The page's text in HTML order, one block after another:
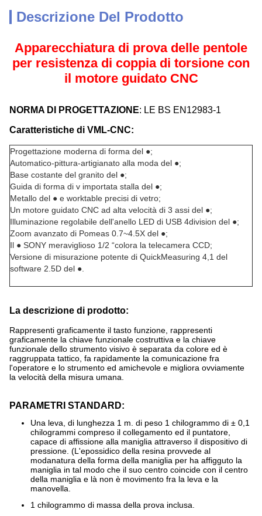
Descrizione Del Prodotto
Apparecchiatura di prova delle pentole
per resistenza di coppia di torsione con
il motore guidato CNC
NORMA DI PROGETTAZIONE: LE BS EN12983-1
Caratteristiche di VML-CNC:
Progettazione moderna di forma del ●;
Automatico-pittura-artigianato alla moda del ●;
Base costante del granito del ●;
Guida di forma di v importata stalla del ●;
Metallo del ● e worktable precisi di vetro;
Un motore guidato CNC ad alta velocità di 3 assi del ●;
Illuminazione regolabile dell'anello LED di USB 4division del ●;
Zoom avanzato di Pomeas 0.7~4.5X del ●;
Il ● SONY meraviglioso 1/2 “colora la telecamera CCD;
Versione di misurazione potente di QuickMeasuring 4,1 del
software 2.5D del ●.
La descrizione di prodotto:
Rappresenti graficamente il tasto funzione, rappresenti
graficamente la chiave funzionale costruttiva e la chiave
funzionale dello strumento visivo è separata da colore ed è
raggruppata tattico, fa rapidamente la comunicazione fra
l'operatore e lo strumento ed amichevole e migliora ovviamente
la velocità della misura umana.
PARAMETRI STANDARD:
Una leva, di lunghezza 1 m. di peso 1 chilogrammo di ± 0,1
chilogrammi compreso il collegamento ed il puntatore,
capace di affissione alla maniglia attraverso il dispositivo di
pressione. (L'epossidico della resina provvede al
modanatura della forma della maniglia per ha affigguto la
maniglia in tal modo che il suo centro coincide con il centro
della maniglia e là non è movimento fra la leva e la
manovella.
1 chilogrammo di massa della prova inclusa.